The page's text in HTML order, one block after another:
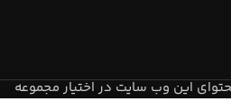
این وب سایت در اختیار مجموعه